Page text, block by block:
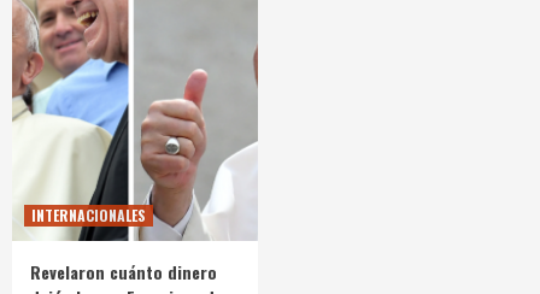
INTERNACIONALES
Revelaron cuánto dinero